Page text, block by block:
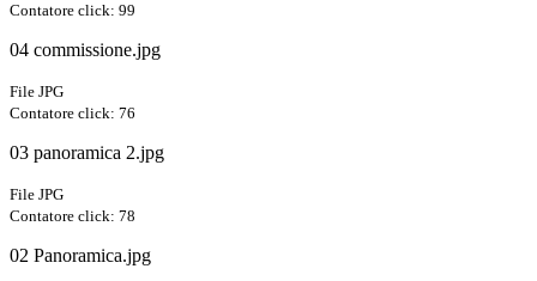
Contatore click: 99
04 commissione.jpg
File JPG
Contatore click: 76
03 panoramica 2.jpg
File JPG
Contatore click: 78
02 Panoramica.jpg